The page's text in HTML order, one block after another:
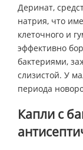
Деринат,
натрия, что
клеточного и
эффективно
бактериями,
слизистой. У
периода
Капли с